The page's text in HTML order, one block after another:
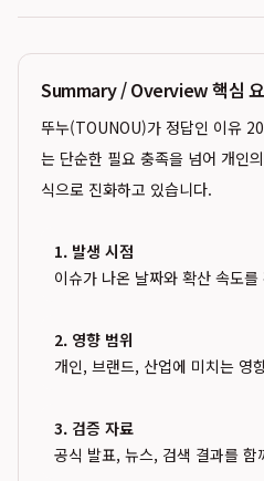
Summary / Overview 핵심
뚜누(TOUNOU)가 정답인 이유
는 단순한 필요 충족을 넘어 개인
식으로 진화하고 있습니다.
1. 발생 시점
이슈가 나온 날짜와 확산 속도를
2. 영향 범위
개인, 브랜드, 산업에 미치는 영
3. 검증 자료
공식 발표, 뉴스, 검색 결과를 함